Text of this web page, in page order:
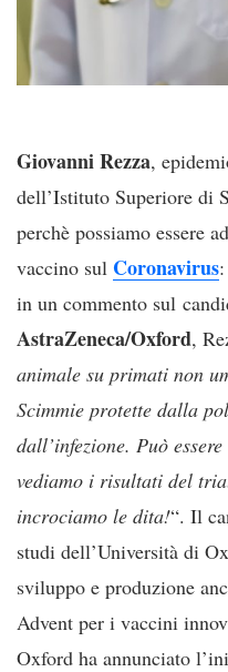
Giovanni Rezza,
dell’Istituto Superiore di
perchè possiamo essere
vaccino sul Coronavirus
in un commento sul
AstraZeneca/Oxford,
animale su primati non
Scimmie protette dalla
dall’infezione. Può
vediamo i risultati del
incrociamo le dita!“. Il
studi dell’Università di
sviluppo e produzione
Advent per i vaccini
Oxford ha annunciato